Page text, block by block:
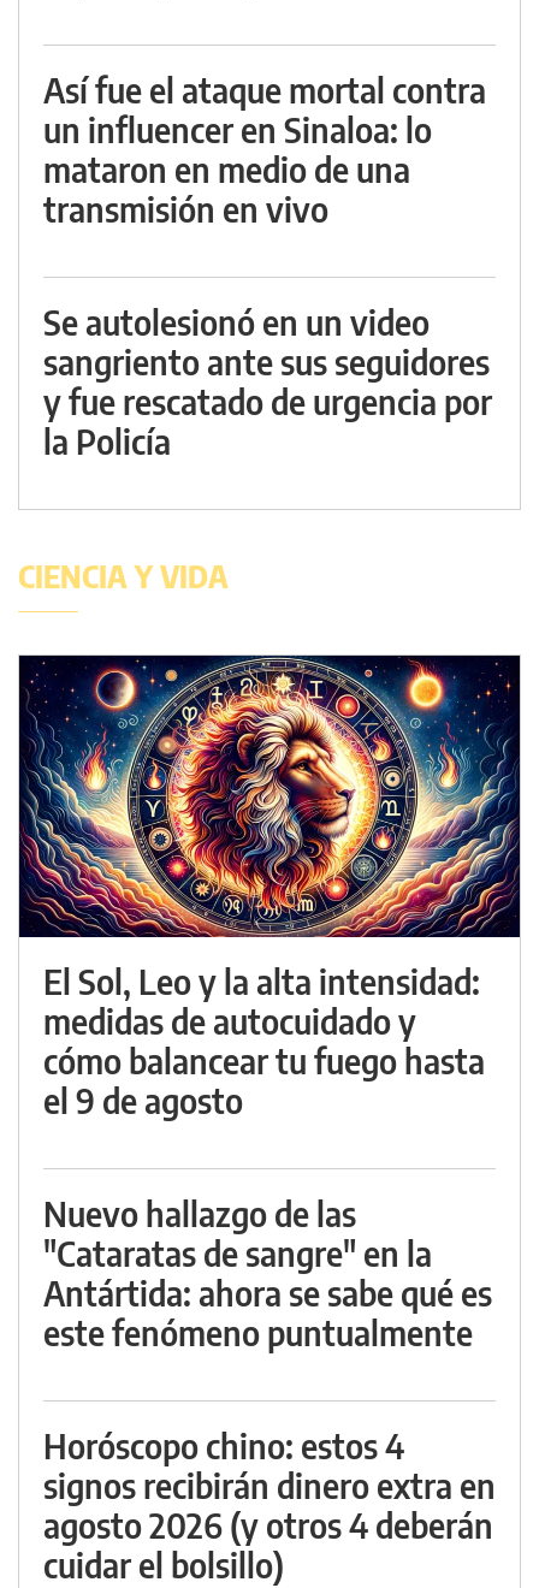
Así fue el ataque mortal contra
un influencer en Sinaloa: lo
mataron en medio de una
transmisión en vivo
Se autolesionó en un video
sangriento ante sus seguidores
y fue rescatado de urgencia por
la Policía
CIENCIA Y VIDA
El Sol, Leo y la alta intensidad:
medidas de autocuidado y
cómo balancear tu fuego hasta
el 9 de agosto
Nuevo hallazgo de las
"Cataratas de sangre" en la
Antártida: ahora se sabe qué es
este fenómeno puntualmente
Horóscopo chino: estos 4
signos recibirán dinero extra en
agosto 2026 (y otros 4 deberán
cuidar el bolsillo)